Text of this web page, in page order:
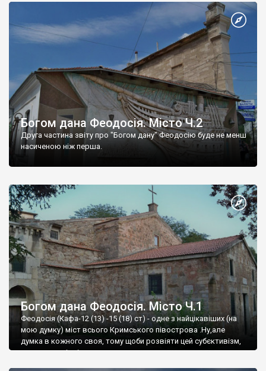
Богом дана Феодосія. Місто Ч.2
Друга частина звіту про "Богом дану" Феодосію буде не менш
насиченою ніж перша.
Богом дана Феодосія. Місто Ч.1
Феодосія (Кафа-12 (13) -15 (18) ст) - одне з найцікавіших (на
мою думку) міст всього Кримського півострова .Ну,але
думка в кожного своя, тому щоби розвіяти цей субєктивізм,
запрошую відвідати це